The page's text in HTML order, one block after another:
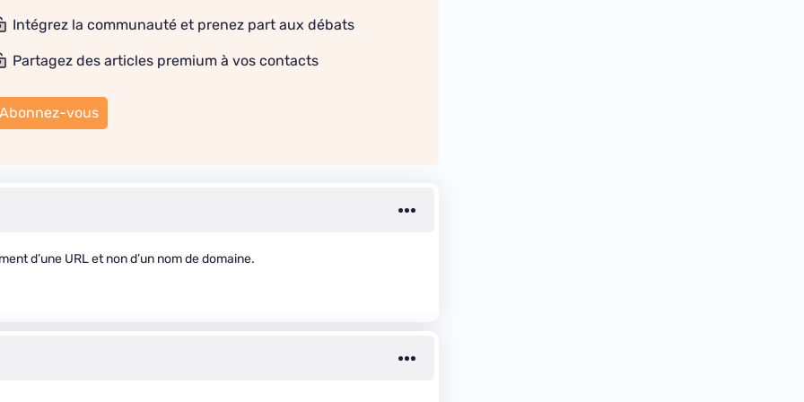
Intégrez la communauté et prenez part aux débats
Partagez des articles premium à vos contacts
Abonnez-vous
d’une URL et non d’un nom de domaine.